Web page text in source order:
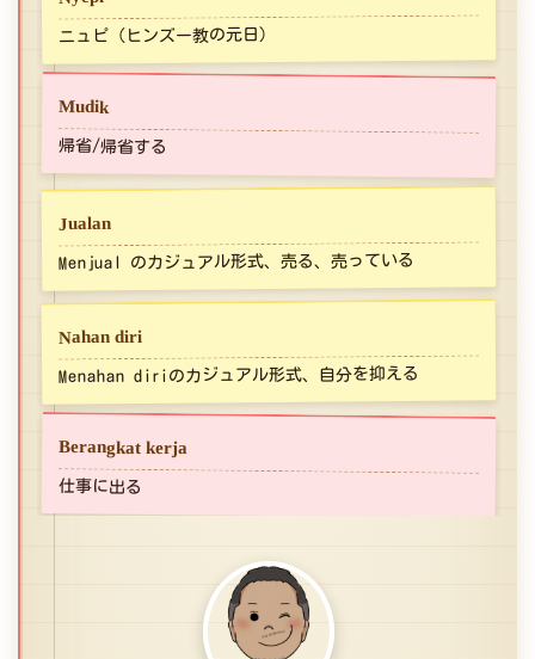
ニュピ（ヒンズー教の元日）
Mudik
帰省/帰省する
Jualan
Menjual のカジュアル形式、売る、売っている
Nahan diri
Menahan diriのカジュアル形式、自分を抑える
Berangkat kerja
仕事に出る